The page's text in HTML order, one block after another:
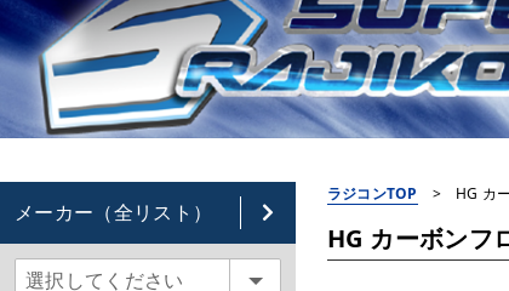
メーカー（全リスト）
ラジコンTOP > HG カ
HG カーボンフ